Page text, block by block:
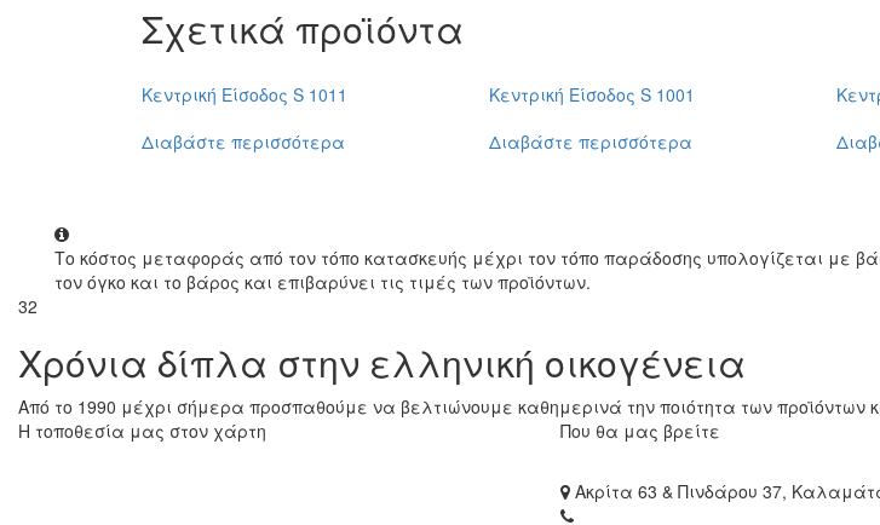
Σχετικά προϊόντα
Κεντρική Είσοδος S 1011
Διαβάστε περισσότερα
Κεντρική Είσοδος S 1001
Διαβάστε περισσότερα
Το κόστος μεταφοράς από τον τόπο κατασκευής μέχρι τον τόπο παράδοσης υπολογίζεται με
τον όγκο και το βάρος και επιβαρύνει τις τιμές των προϊόντων.
32
Χρόνια δίπλα στην ελληνική οικογένεια
Από το 1990 μέχρι σήμερα προσπαθούμε να βελτιώνουμε καθημερινά την ποιότητα των προϊόντων
Η τοποθεσία μας στον χάρτη
Που θα μας βρείτε
Ακρίτα 63 & Πινδάρου 37,